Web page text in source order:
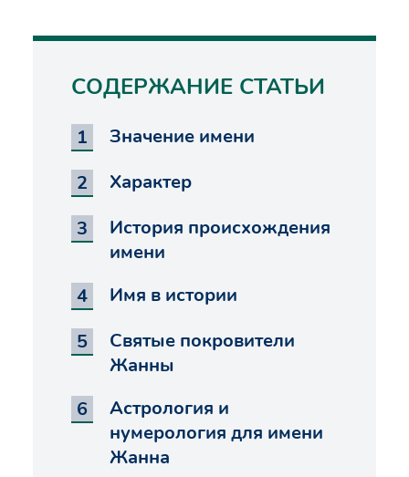
СОДЕРЖАНИЕ СТАТЬИ
Значение имени
Характер
История происхождения
имени
Имя в истории
Святые покровители
Жанны
Астрология и
нумерология для имени
Жанна